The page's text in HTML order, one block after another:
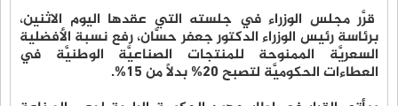
قرَّر مجلس الوزراء في جلسته التي عقدها اليوم الاثنين،
برئاسة رئيس الوزراء الدكتور جعفر حسَّان، رفع نسبة الأفضلية
السعريَّة الممنوحة للمنتجات الصناعيَّة الوطنيَّة في
العطاءات الحكوميَّة لتصبح 20% بدلاً من 15%.